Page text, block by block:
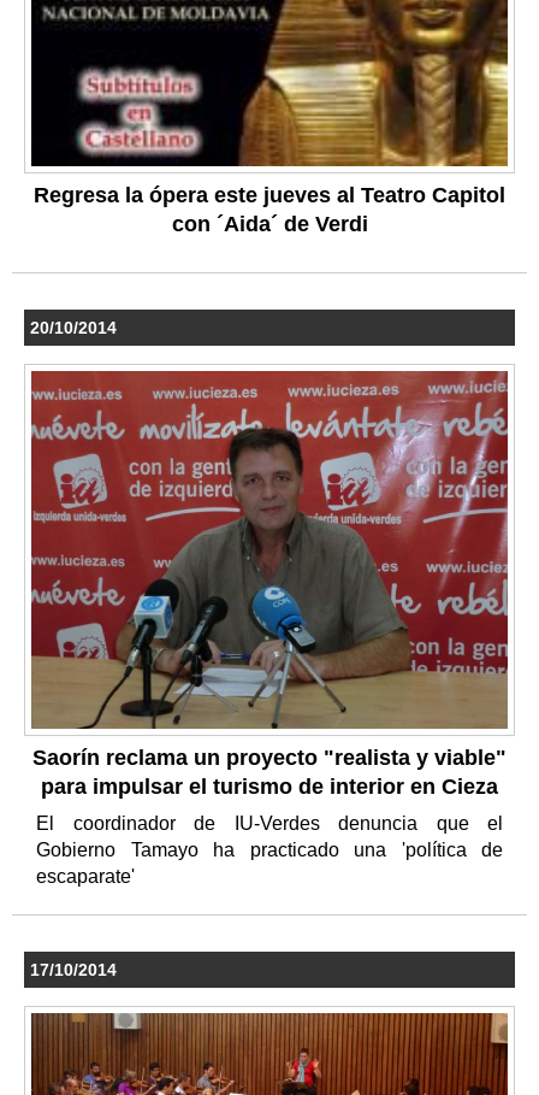
Regresa la ópera este jueves al Teatro Capitol
con ´Aida´ de Verdi
20/10/2014
Saorín reclama un proyecto "realista y viable"
para impulsar el turismo de interior en Cieza
El coordinador de IU-Verdes denuncia que el
Gobierno Tamayo ha practicado una 'política de
escaparate'
17/10/2014